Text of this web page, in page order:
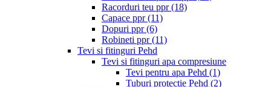
Racorduri teu ppr(18)
Capace ppr(11)
Dopuri ppr(6)
Robineti ppr(11)
Tevi si fitinguri Pehd
Tevi si fitinguri apa compresiune
Tevi pentru apa Pehd (1)
Tuburi protectie Pehd (2)